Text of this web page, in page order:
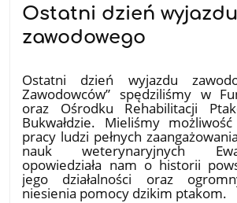
Ostatni dzień wyjazdu
zawodowego
Ostatni dzień wyjazdu
Zawodowców” spędziliśmy w
oraz Ośrodku Rehabilitacji
Bukwałdzie. Mieliśmy
pracy ludzi pełnych
nauk weterynaryjnych
opowiedziała nam o historii
jego działalności oraz
niesienia pomocy dzikim ptakom.